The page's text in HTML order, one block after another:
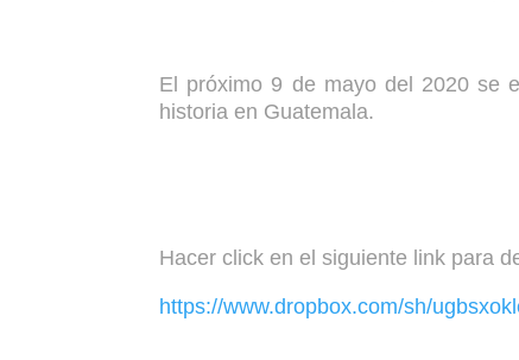
El próximo 9 de mayo del 2020 se
historia en Guatemala.
Hacer click en el siguiente link para
https://www.dropbox.com/sh/